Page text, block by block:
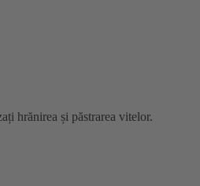
hrănirea și păstrarea vitelor.